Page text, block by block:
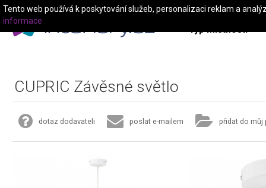
Typ místnosti
CUPRIC Závěsné světlo
dotaz dodavateli poslat e-mailem přidat do můj
Tento web používá k poskytování služeb, personalizaci reklam a
informace